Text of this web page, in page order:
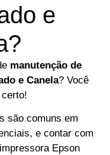
e
manutenção de
e Canela? Você
são comuns em
e contar com
Epson